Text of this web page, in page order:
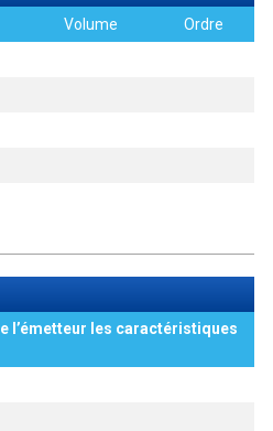
Volume Ordre
l’émetteur les caractéristiques